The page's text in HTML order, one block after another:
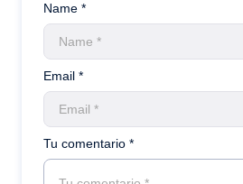
Tu comentario *
Name *
Email *